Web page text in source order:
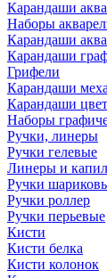
Карандаши
Наборы
Карандаши
Карандаши
Грифели
Карандаши
Карандаши
Наборы
Ручки, линеры
Ручки гелевые
Линеры и
Ручки
Ручки роллер
Ручки перьевые
Кисти
Кисти белка
Кисти колонок